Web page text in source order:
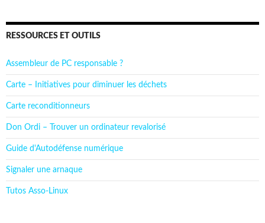
RESSOURCES ET OUTILS
Assembleur de PC responsable ?
Carte – Initiatives pour diminuer les déchets
Carte reconditionneurs
Don Ordi – Trouver un ordinateur revalorisé
Guide d'Autodéfense numérique
Signaler une arnaque
Tutos Asso-Linux